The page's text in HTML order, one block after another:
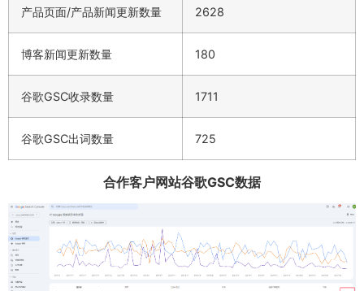
产品页面/产品新闻更新数量 2628
博客新闻更新数量 180
谷歌GSC收录数量 1711
谷歌GSC出词数量 725
合作客户网站谷歌GSC数据